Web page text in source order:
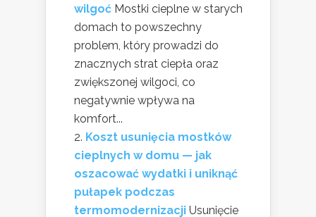
wilgoć Mostki cieplne w starych
domach to powszechny
problem, który prowadzi do
znacznych strat ciepła oraz
zwiększonej wilgoci, co
negatywnie wpływa na
komfort...
Koszt usunięcia mostków
cieplnych w domu — jak
oszacować wydatki i uniknąć
pułapek podczas
termomodernizacji Usunięcie